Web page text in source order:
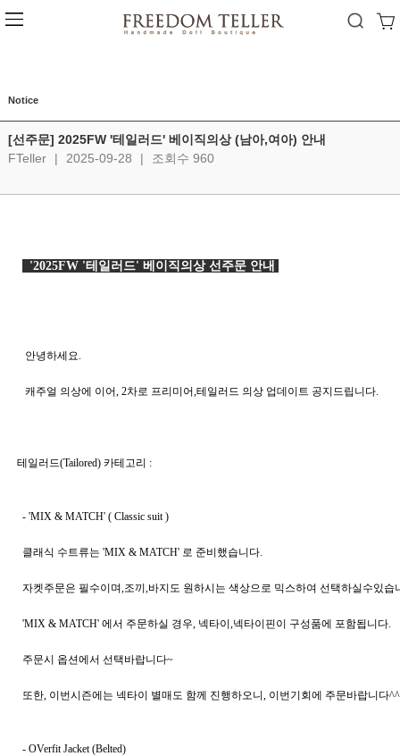
Notice
[선주문] 2025FW '테일러드' 베이직의상 (남아,여아) 안내
FTeller
| 2025-09-28 | 조회수 960
  '2025FW '테일러드' 베이직의상 선주문 안내
   안녕하세요.
   캐주얼 의상에 이어, 2차로 프리미어,테일러드 의상 업데이트 공지드립니다.
테일러드(Tailored) 카테고리 :
  - 'MIX & MATCH' ( Classic suit )
  클래식 수트류는 'MIX & MATCH' 로 준비했습니다.
자켓주문은 필수이며,조끼,바지도 원하시는 색상으로 믹스하여 선택하실수있습
  'MIX & MATCH' 에서 주문하실 경우, 넥타이,넥타이핀이 구성품에 포함됩니다.
  주문시 옵션에서 선택바랍니다~
  또한, 이번시즌에는 넥타이 별매도 함께 진행하오니, 이번기회에 주문바랍니다^^
  - OVerfit Jacket (Belted)